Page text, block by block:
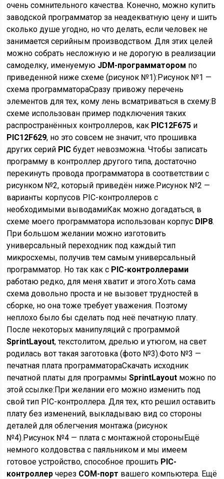
очень сомнительного качества. Конечно, можно купить
заводской программатор за неадекватную цену и шить
сколько душе угодно, но что делать, если человек не
занимается серийным производством. Для этих целей
можно собрать несложную и не дорогую в реализации
самоделку, именуемую JDM-программатором по
приведенной ниже схеме (рисунок №1):Рисунок №1 —
схема программатораСразу привожу перечень
элементов для тех, кому лень всматриваться в схему:В
схеме использован пример подключения таких
распространённых контроллеров, как PIC12F675 и
PIC12F629, но это совсем не значит, что прошивка
других серий PIC будет невозможна. Чтобы записать
программу в контроллер другого типа, достаточно
перекинуть провода программатора в соответствии с
рисунком №2, который приведён ниже.Рисунок №2 —
варианты корпусов PIC-контроллеров с
необходимыми выводамиКак можно догадаться, в
схеме моего программатора использован корпус DIP8.
При большом желании можно изготовить
универсальный переходник под каждый тип
микросхемы, получив тем самым универсальный
программатор. Но так как с PIC-контроллерами
работаю редко, для меня хватит и этого.Хоть сама
схема довольно проста и не вызовет трудностей в
сборке, но она тоже требует уважения. Поэтому
неплохо было бы сделать под неё печатную плату.
После некоторых манипуляций с программой
SprintLayout, текстолитом, дрелью и утюгом, на свет
родилась вот такая заготовка (фото №3).Фото №3 —
печатная плата программатораСкачать исходник
печатной платы для программыSprintLayout можно по
этой ссылке:При желании его можно изменить под
свой тип PIC-контроллера. Для тех, кто решил оставить
плату без изменений, выкладываю вид со стороны
деталей для облегчения монтажа (рисунок
№4).Рисунок №4 — плата с монтажной стороныЕщё
немного колдовства с паяльником и мы имеем
готовое устройство, способное прошить PIC-
контроллер через COM-порт вашего компьютера. Ещё